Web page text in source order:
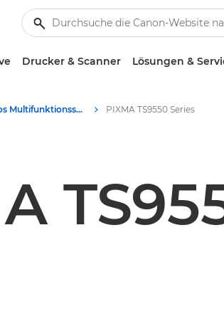
Drucker & Scanner Lösungen &
Produktotos Multifunktionssysteme – Canon Presse Center PIXMA TS9550 Series